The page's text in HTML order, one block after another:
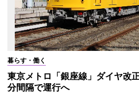
暮らす・働く
東京メトロ「銀座線」ダイヤ
分間隔で運行へ